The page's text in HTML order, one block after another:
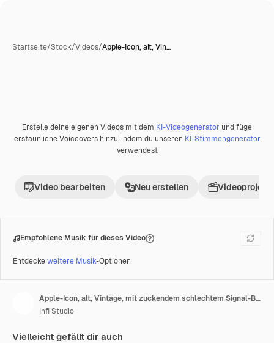
Startseite/Stock/Videos/Apple-Icon, alt, Vin…
Premium
Erstelle deine eigenen Videos mit dem KI-Videogenerator und füge
erstaunliche Voiceovers hinzu, indem du unseren KI-Stimmengenerator
verwendest
Video bearbeiten Neu erstellen Videoprojekt
Empfohlene Musik für dieses Video
Entdeckeweitere Musik-Optionen
Apple-Icon, alt, Vintage, mit zuckendem schlechtem Signal-Bildschirmeffekt, 4K-Animation, Twitch-Rauschen und Glitch-Loop
Infi Studio
Vielleicht gefällt dir auch